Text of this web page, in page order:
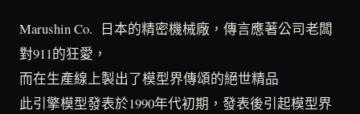
Marushin Co. 日本的精密機械廠，傳言應著公司老闆
對911的狂愛，
而在生產線上製出了模型界傳頌的絕世精品
此引擎模型發表於1990年代初期，發表後引起模型界